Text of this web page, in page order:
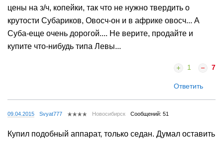
цены на з/ч, копейки, так что не нужно твердить о
крутости Субариков, Овосч-он и в африке овосч... А
Суба-еще очень дорогой.... Не верите, продайте и
купите что-нибудь типа Левы...
1 7
Ответить
09.04.2015 Svyat777 Новосибирск Сообщений: 51
Купил подобный аппарат, только седан. Думал оставить